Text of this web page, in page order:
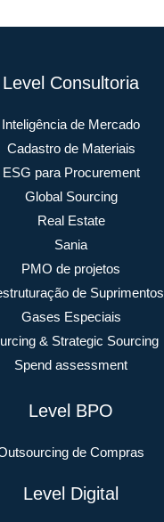
Level Consultoria
Inteligência de Mercado
Cadastro de Materiais
ESG para Procurement
Global Sourcing
Real Estate
Sania
PMO de projetos
de Suprimentos
Gases Especiais
& Strategic Sourcing
Spend assessment
Level BPO
de Compras
Level Digital